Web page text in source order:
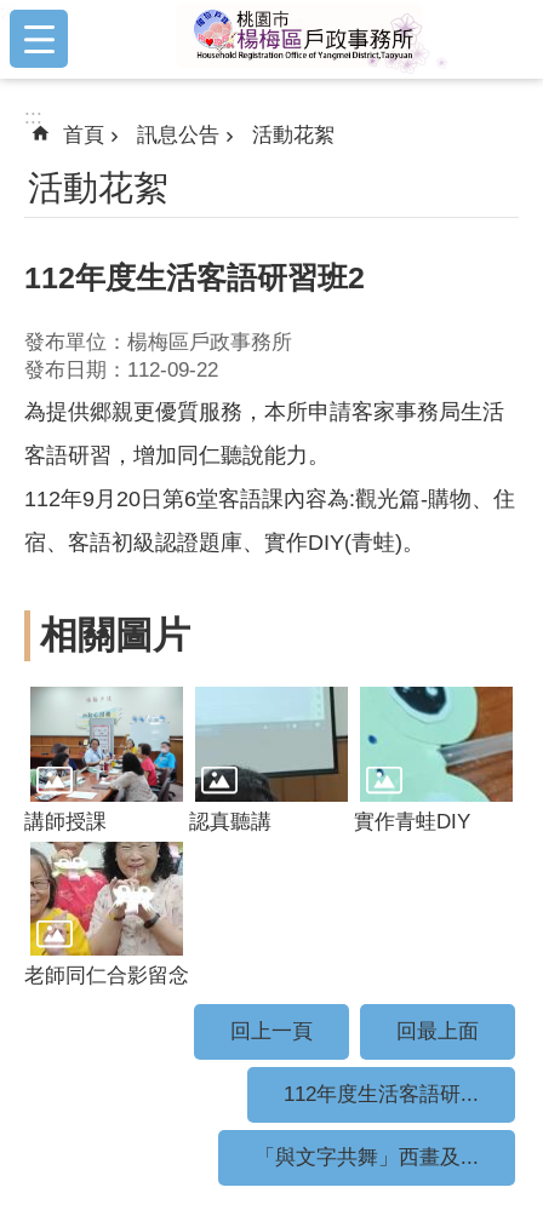
跳到主要內容區塊
:::
:::
首頁 訊息公告 活動花絮
活動花絮
112年度生活客語研習班2
發布單位：楊梅區戶政事務所
發布日期：112-09-22
為提供郷親更優質服務，本所申請客家事務局生活
客語研習，增加同仁聽說能力。
112年9月20日第6堂客語課內容為:觀光篇-購物、住
宿、客語初級認證題庫、實作DIY(青蛙)。
相關圖片
講師授課 認真聽講 實作青蛙DIY
老師同仁合影留念
回上一頁 回最上面
112年度生活客語研...
「與文字共舞」西畫及...